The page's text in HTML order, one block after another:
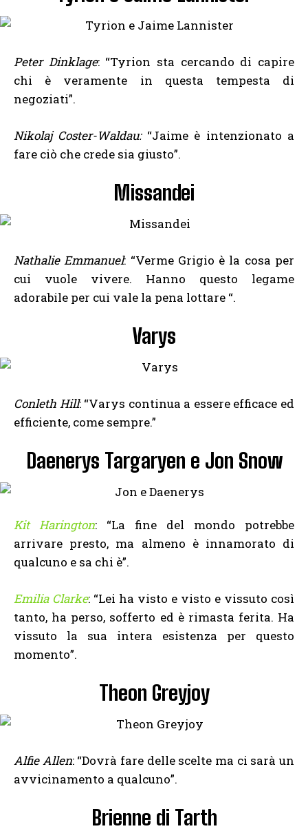
Peter Dinklage: “Tyrion sta cercando di capire
chi è veramente in questa tempesta di
negoziati”.
Nikolaj Coster-Waldau:“Jaime è intenzionato a
fare ciò che crede sia giusto”.
Missandei
Nathalie Emmanuel: “Verme Grigio è la cosa per
cui vuole vivere. Hanno questo legame
adorabile per cui vale la pena lottare “.
Varys
Conleth Hill: “Varys continua a essere efficace ed
efficiente, come sempre.”
Daenerys Targaryen e Jon Snow
Kit Harington: “La fine del mondo potrebbe
arrivare presto, ma almeno è innamorato di
qualcuno e sa chi è”.
Emilia Clarke: “Lei ha visto e visto e vissuto così
tanto, ha perso, sofferto ed è rimasta ferita. Ha
vissuto la sua intera esistenza per questo
momento”.
Theon Greyjoy
Alfie Allen: “Dovrà fare delle scelte ma ci sarà un
avvicinamento a qualcuno”.
Brienne di Tarth